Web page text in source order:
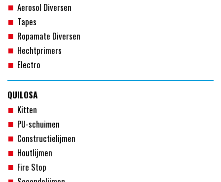
Aerosol Diversen
Tapes
Ropamate Diversen
Hechtprimers
Electro
QUILOSA
Kitten
PU-schuimen
Constructielijmen
Houtlijmen
Fire Stop